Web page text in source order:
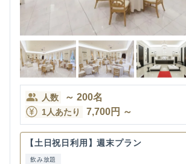
人数 ～ 200名
1人あたり 7,700円 ～
【土日祝日利用】週末プラン
飲み放題